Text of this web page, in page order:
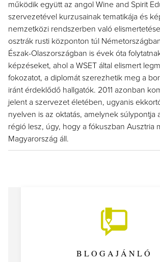
működik együtt az angol Wine and Spirit
szervezetével kurzusainak tematikája és
nemzetközi rendszerben való
osztrák rusti központon túl
Észak-Olaszországban is évek óta
képzéseket, ahol a WSET által elismert
fokozatot, a diplomát szerezhetik meg a
iránt érdeklődő hallgatók. 2011 azonban
jelent a szervezet életében, ugyanis
nyelven is az oktatás, amelynek súlypontja
régió lesz, úgy, hogy a fókuszban Ausztria
Magyarország áll.
BLOGAJÁNLÓ